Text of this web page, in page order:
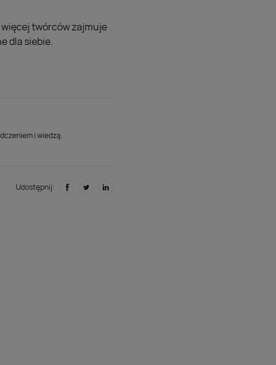
twórców zajmuje
dla siebie.
i wiedzą.
Udostępnij: